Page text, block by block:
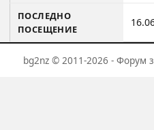
ПОСЛЕДНО
ПОСЕЩЕНИЕ
bg2nz © 2011-2026 - Форум